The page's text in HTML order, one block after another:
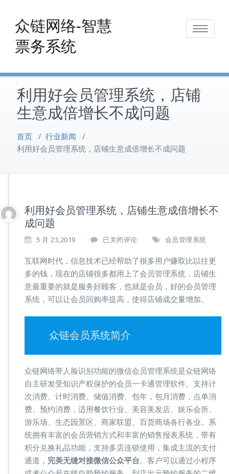
content
众链网络-智慧
票务系统
Toggle
利用好会员管理系统，店铺
生意成倍增长不成问题
首页 / 行业新闻 /
利用好会员管理系统，店铺生意成倍增长不成问题
利用好会员管理系统，店铺生意成倍增长不
成问题
5 月 23,2019
利
好
会
员
管
理
店
铺
成
倍
增
长
不
成
问
题
已关闭评论 会员管理系统
互联网时代，信息技术已经帮助了很多用户赚取比以往更
多的钱，现在的店铺很多都用上了会员管理系统，店铺生
意最重要的就是服务好顾客，也就是会员，好的会员管理
系统，可以让会员回购率提高，使得店铺成交量增加。
众链会员系统简介
众链网络带人脸识别功能的微信会员管理系统是众链网络
自主研发受知识产权保护的会员一卡通管理软件。支持计
次消费、计时消费、储值消费、包年，包月消费，点单消
费、预约消费，适用餐饮行业、美容美发店、娱乐会所、
游乐场、生态园景区、商家联盟、百货商场各行各业。系
统拥有丰富的会员营销方式和丰富的销售报表系统，带有
积分兑换礼品功能，支持多店连锁使用，集成主流的支付
通道， 完美无缝对接微信公众平台。客户可以通过小程序